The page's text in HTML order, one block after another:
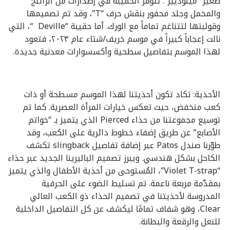
والمخمل وجلد محفور بنقش حرف “T”، وقد تم تصميمها
وقولبتها لتتناغم تماماً مع الورك. أما حقيبة “Deville “، التي
نالت إعجاباً كبيراً في موسم خريف/شتاء عام ٢٠٢٣، فتعود
لهذا الموسم بتفاصيل سطحية وأكسسوارات معدنية جديدة.
الأحذية: تكاد تكون أحذيتنا لهذا الموسم مسطحة أو ذات
كعب منخفض، حيث تعكس خيارات المرأة العصرية. كما تم
توسيع مجموعتنا من حذاء Pierced الذي يتميز بـ “خواتم
الأصابع” عن طريق إضفاء خطوط دائرية على الكعب، وقد
طوّرنا صندل Patos عبر إضافة تفاصيل slingback تكشف
الكاحل بشكل هندسي. ويبرز تصميم الباليرينا الجديد عبر حذاء
“Violet T-strap”، المُستوحى من أحذية الأطفال والذي يتميز
بمقدّمة مربعة ناعمة. تم تسليط الضوء على الحرفية
المدروسة لأحذيتنا في تصميم الحذاء ذو الكعب العالي
Clear، وهو شفاف تمامًا ليكشف عن كل التفاصيل الداخلية
للنعل والرقعة والبطانة.